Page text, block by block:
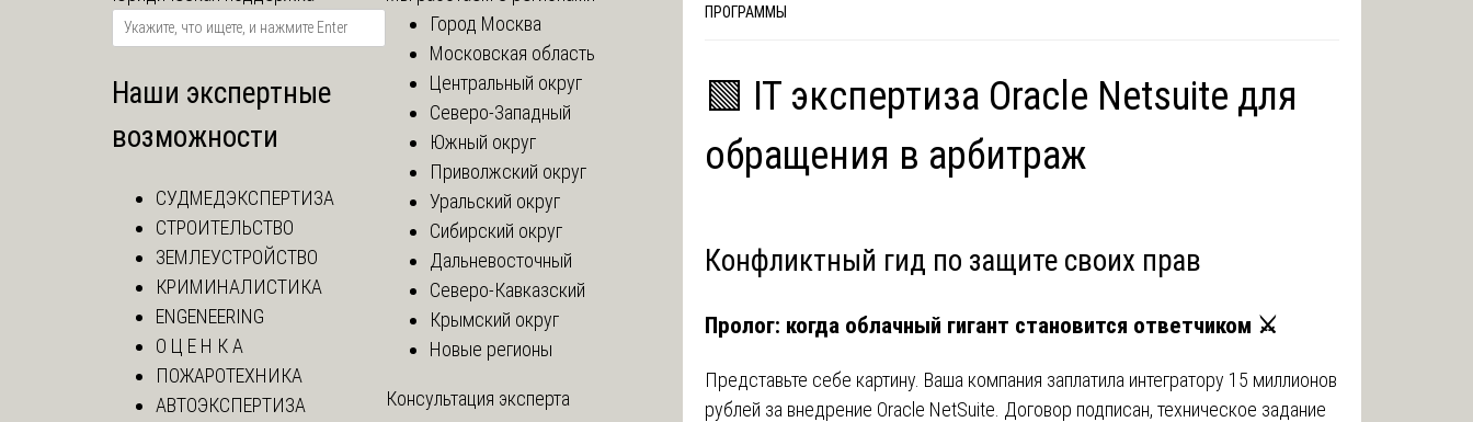
ПРОГРАММЫ
🟩 IT экспертиза Oracle Netsuite для
обращения в арбитраж
Конфликтный гид по защите своих прав
Пролог: когда облачный гигант становится ответчиком ⚔️
Представьте себе картину. Ваша компания заплатила интегратору 15 миллионов
рублей за внедрение Oracle NetSuite. Договор подписан, техническое задание
Наши экспертные
возможности
СУДМЕДЭКСПЕРТИЗА
СТРОИТЕЛЬСТВО
ЗЕМЛЕУСТРОЙСТВО
КРИМИНАЛИСТИКА
ENGENEERING
О Ц Е Н К А
ПОЖАРОТЕХНИКА
АВТОЭКСПЕРТИЗА
Город Москва
Московская область
Центральный округ
Северо-Западный
Южный округ
Приволжский округ
Уральский округ
Сибирский округ
Дальневосточный
Северо-Кавказский
Крымский округ
Новые регионы
Консультация эксперта